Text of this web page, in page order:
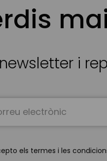
i
Up
els termes i les